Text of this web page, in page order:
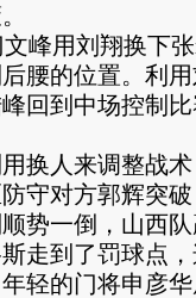
用刘翔换下张
腰的位置。利
回到中场控制
人来调整战术
守对方郭辉突
势一倒，山西
到了罚球点，
轻的门将申彦